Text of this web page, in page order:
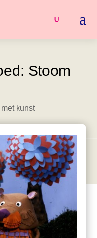
Stoom
kunst